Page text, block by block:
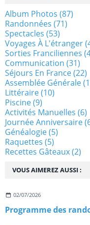
VOUS AIMEREZ AUSSI :
02/07/2026
Album Photos (87)
Randonnées (71)
Spectacles (53)
Voyages À L'étranger
Sorties Franciliennes
Communication (31)
Séjours En France(22)
Assemblée Générale
Littéraire(10)
Piscine(9)
Activités Manuelles (6)
Journée Anniversaire
Généalogie(5)
Raquettes (5)
Recettes Gâteaux(2)